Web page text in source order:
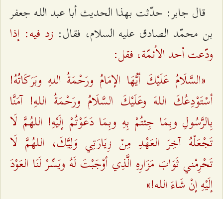
قال جابر: حدّثت بهذا الحديث أبا عبد اللـه جعفر
بن محمّد الصادق عليه السلام، فقال: زد فيه: إذا
ودّعت أحد الأئمّة، فقل:
«السَّلَامُ عَلَيْكَ أيُّهَا الإمَامُ ورَحْمَةُ اللـهِ وبَرَكَاتُهُ!
أسْتَوْدِعُكَ اللـهَ وعَلَيْكَ السَّلَامُ ورَحْمَةُ اللـهِ! آمَنَّا
بِالرَّسُولِ وبِمَا جِئتُمْ بِهِ وبِمَا دَعَوْتُمْ إلَيْهِ! اللهُمَّ لَا
تَجْعَلْهُ آخِرَ العَهْدِ مِنْ زِيَارَتِي وَلِيَّكَ، اللهُمَّ لَا
تَحْرِمْني ثَوَابَ مَزَارِهِ الَّذِي أوْجَبْتَ لَهُ ويَسِّرْ لَنَا العَوْدَ
إلَيْهِ إنْ شَاءَ اللـه!»